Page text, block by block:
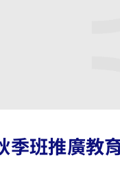
季班推廣教